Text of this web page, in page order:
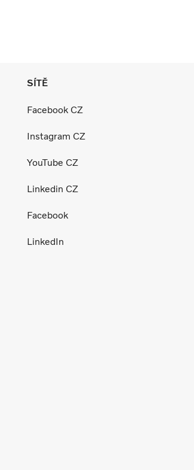
SÍTĚ
Facebook CZ
Instagram CZ
YouTube CZ
Linkedin CZ
Facebook
LinkedIn